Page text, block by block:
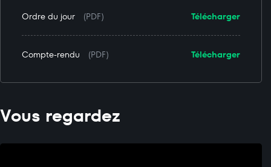
Télécharger
Ordre du jour (PDF)
Télécharger
Compte-rendu (PDF)
Vous regardez